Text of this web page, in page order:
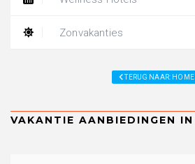
Zonvakanties
TERUG NAAR: HOME